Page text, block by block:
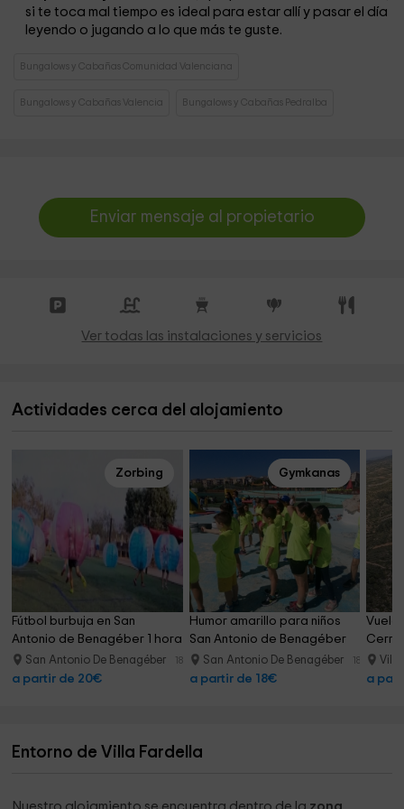
si te toca mal tiempo es ideal para estar allí y pasar el día
leyendo o jugando a lo que más te guste.
Bungalows y Cabañas Comunidad Valenciana
Bungalows y Cabañas Valencia Bungalows y Cabañas Pedralba
Enviar mensaje al propietario
Ver todas las instalaciones y servicios
Actividades cerca del alojamiento
Zorbing
Fútbol burbuja en San
Antonio de Benagéber 1 hora
San Antonio De Benagéber 18.3 km
a partir de 20€
Gymkanas
Humor amarillo para niños
San Antonio de Benagéber
San Antonio De Benagéber 18.3 km
a partir de 18€
Vuelo
Cerro
a
Entorno de Villa Fardella